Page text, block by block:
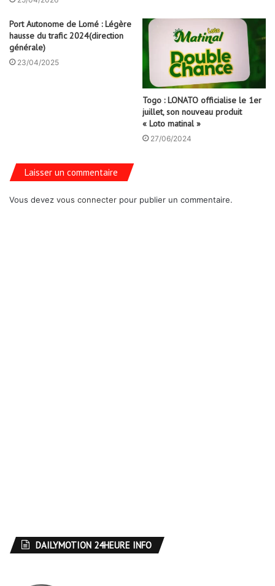
Port Autonome de Lomé : Légère
hausse du trafic 2024(direction
générale)
23/04/2025
Togo : LONATO officialise le 1er
juillet, son nouveau produit
« Loto matinal »
27/06/2024
Laisser un commentaire
Vous devez vous connecter pour publier un commentaire.
DAILYMOTION 24HEURE INFO